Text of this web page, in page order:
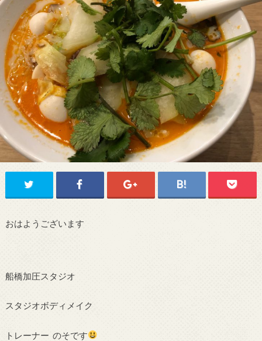
おはようございます
船橋加圧スタジオ
スタジオボディメイク
トレーナー のそです